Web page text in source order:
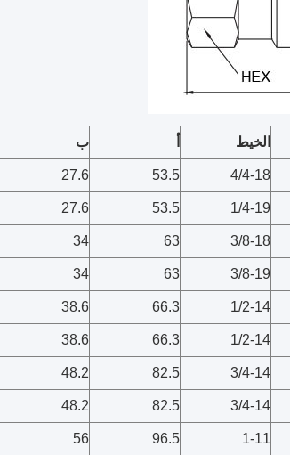
الخيط ب
4/4-18
53.5
27.6
1/4-19
53.5
27.6
3/8-18
63
34
3/8-19
63
34
1/2-14
66.3
38.6
1/2-14
66.3
38.6
3/4-14
82.5
48.2
3/4-14
82.5
48.2
1-11
96.5
56